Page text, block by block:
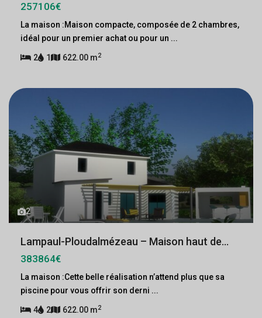
257106€
La maison :Maison compacte, composée de 2 chambres,
idéal pour un premier achat ou pour un ...
2 1 622.00 m2
2
Lampaul-Ploudalmézeau – Maison haut de...
383864€
La maison :Cette belle réalisation n’attend plus que sa
piscine pour vous offrir son derni ...
4 2 622.00 m2